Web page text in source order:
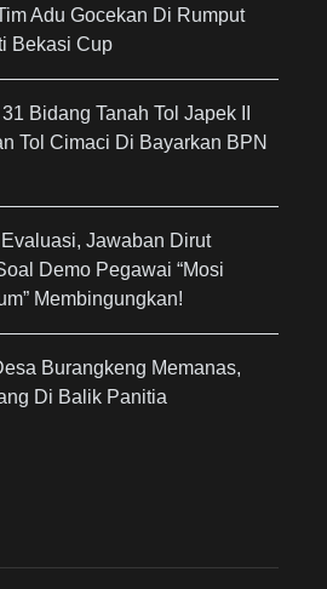
Adu Gocekan Di Rumput
Bekasi Cup
Bidang Tanah Tol Japek II
Tol Cimaci Di Bayarkan BPN
Jawaban Dirut
Demo Pegawai “Mosi
Membingungkan!
Burangkeng Memanas,
Di Balik Panitia